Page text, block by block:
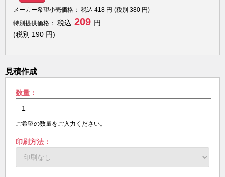
メーカー希望小売価格： 税込 418 円 (税別 380 円)
特別提供価格：
税込 209 円
(税別 190 円)
見積作成
数量：
ご希望の数量をご入力ください。
印刷方法：